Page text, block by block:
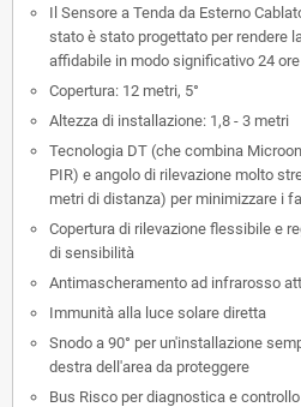
Il Sensore a Tenda da Esterno
stato è stato progettato per rendere
affidabile in modo significativo 24
Copertura: 12 metri, 5°
Altezza di installazione: 1,8 - 3 metri
Tecnologia DT (che combina
PIR) e angolo di rilevazione molto
metri di distanza) per minimizzare i
Copertura di rilevazione flessibile e
di sensibilità
Antimascheramento ad infrarosso
Immunità alla luce solare diretta
Snodo a 90° per un'installazione
destra dell'area da proteggere
Bus Risco per diagnostica e